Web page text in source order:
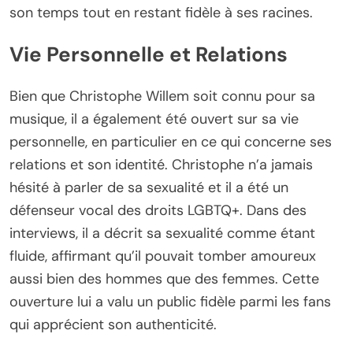
son temps tout en restant fidèle à ses racines.
Vie Personnelle et Relations
Bien que Christophe Willem soit connu pour sa
musique, il a également été ouvert sur sa vie
personnelle, en particulier en ce qui concerne ses
relations et son identité. Christophe n’a jamais
hésité à parler de sa sexualité et il a été un
défenseur vocal des droits LGBTQ+. Dans des
interviews, il a décrit sa sexualité comme étant
fluide, affirmant qu’il pouvait tomber amoureux
aussi bien des hommes que des femmes. Cette
ouverture lui a valu un public fidèle parmi les fans
qui apprécient son authenticité.